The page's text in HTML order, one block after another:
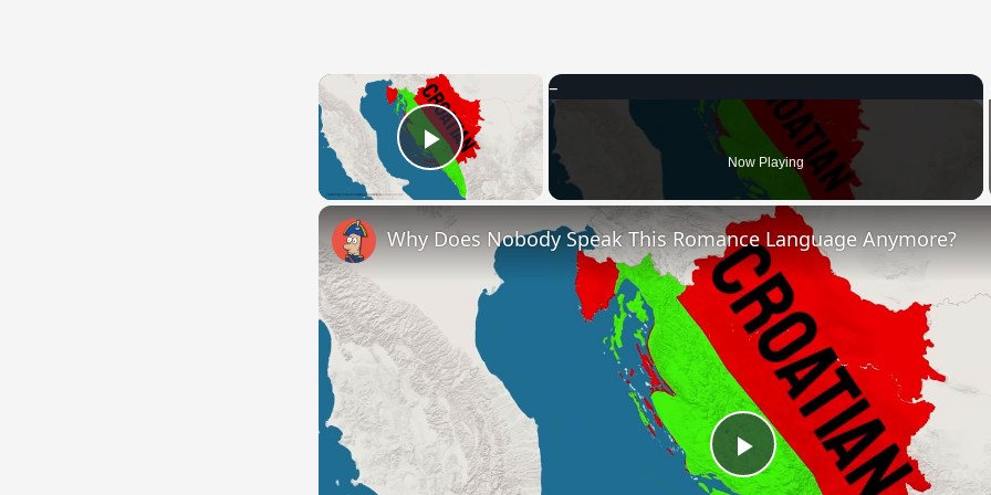
×
Play Video Now Playing
Play
Why Does Nobody Speak This Romance Language Anymore?